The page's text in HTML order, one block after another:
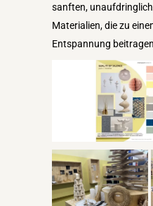
sanften,
Materialien, die zu
Entspannung